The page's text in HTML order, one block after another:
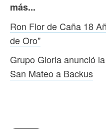
más...
Ron Flor de Caña 18
de Oro"
Grupo Gloria anunció
San Mateo a Backus